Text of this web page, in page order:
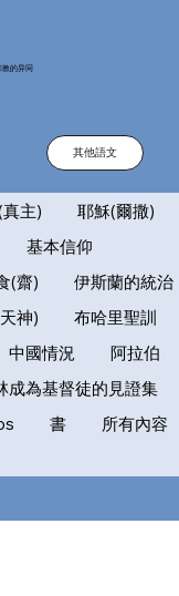
教的异同
其他語文
主)
耶穌(爾撒)
基本信仰
(齋)
伊斯蘭的統治
神)
布哈里聖訓
中國情況
阿拉伯
成為基督徒的見證集
書
所有內容